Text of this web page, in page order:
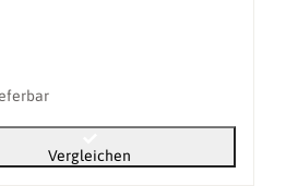
Vergleichen